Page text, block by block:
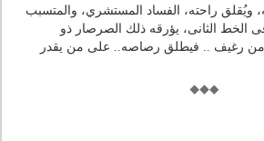
ويُقلق راحته، الفساد المستشري، والمتسبب
الخط الثانى، يؤرقه ذلك الصرصار ذو
من رغيف .. فيطلق رصاصه.. على من يقدر